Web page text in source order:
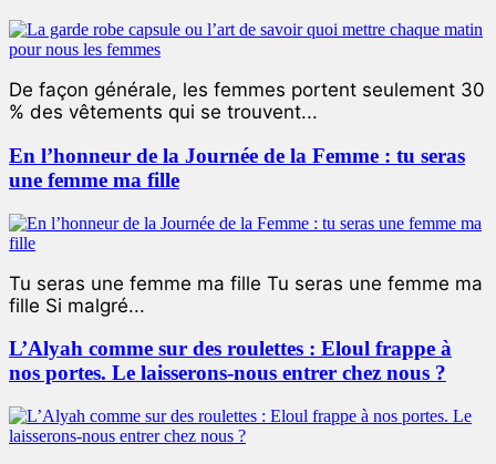
De façon générale, les femmes portent seulement 30
% des vêtements qui se trouvent...
En l’honneur de la Journée de la Femme : tu seras
une femme ma fille
Tu seras une femme ma fille Tu seras une femme ma
fille Si malgré...
L’Alyah comme sur des roulettes : Eloul frappe à
nos portes. Le laisserons-nous entrer chez nous ?